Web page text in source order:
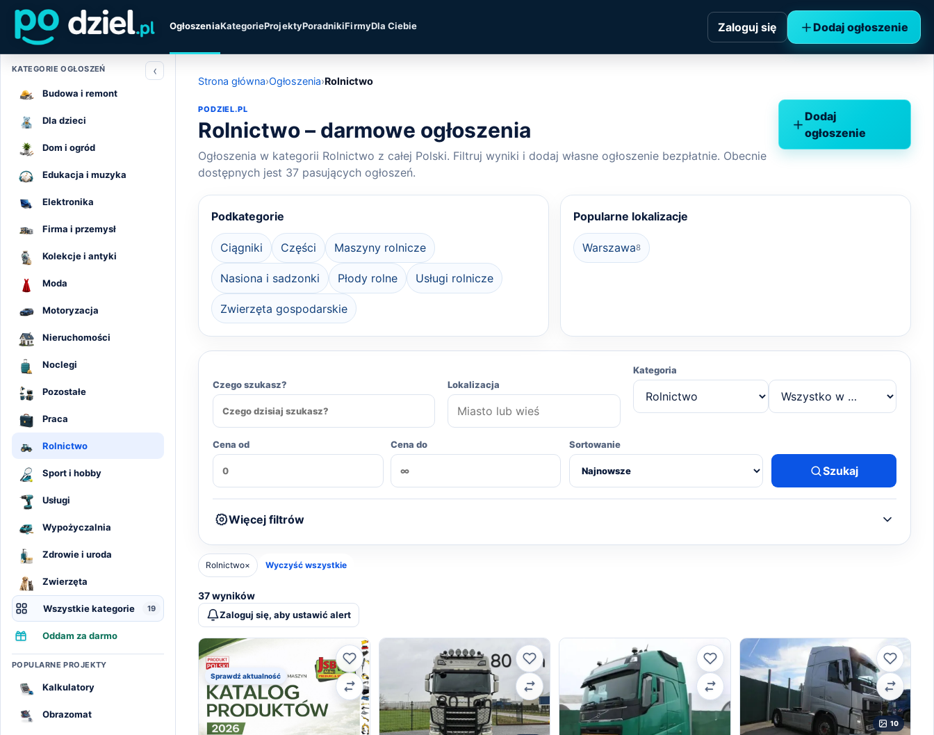
OgłoszeniaKategorieProjektyPoradnikiFirmyDla Ciebie Zaloguj się Dodaj ogłoszenie
KATEGORIE OGŁOSZEŃ ‹
Budowa i remont
Dla dzieci
Dom i ogród
Edukacja i muzyka
Elektronika
Firma i przemysł
Kolekcje i antyki
Moda
Motoryzacja
Nieruchomości
Noclegi
Pozostałe
Praca
Rolnictwo
Sport i hobby
Usługi
Wypożyczalnia
Zdrowie i uroda
Zwierzęta
Wszystkie kategorie 19
Oddam za darmo
POPULARNE PROJEKTY
Kalkulatory
Obrazomat
Strona główna›Ogłoszenia›Rolnictwo
PODZIEL.PL
Rolnictwo – darmowe ogłoszenia
Ogłoszenia w kategorii Rolnictwo z całej Polski. Filtruj wyniki i dodaj własne ogłoszenie bezpłatnie. Obecnie
dostępnych jest 37 pasujących ogłoszeń.
Dodaj
ogłoszenie
Podkategorie
Ciągniki Części Maszyny rolnicze
Nasiona i sadzonki Płody rolne Usługi rolnicze
Zwierzęta gospodarskie
Popularne lokalizacje
Warszawa8
Czego szukasz? Lokalizacja
Kategoria
Cena od Cena do Sortowanie
Szukaj
Więcej filtrów
Rolnictwo× Wyczyść wszystkie
37 wyników
Zaloguj się, aby ustawić alert
Sprawdź aktualność
Ulubione
Porównaj
Ulubione
Porównaj
Ulubione
Porównaj
10